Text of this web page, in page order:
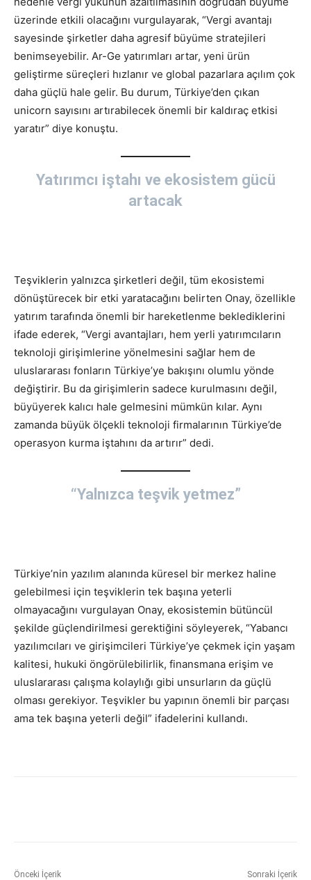
üzerinde etkili olacağını vurgulayarak, “Vergi avantajı
sayesinde şirketler daha agresif büyüme stratejileri
benimseyebilir. Ar-Ge yatırımları artar, yeni ürün
geliştirme süreçleri hızlanır ve global pazarlara açılım çok
daha güçlü hale gelir. Bu durum, Türkiye’den çıkan
unicorn sayısını artırabilecek önemli bir kaldıraç etkisi
yaratır” diye konuştu.
Yatırımcı i̇ştahı ve ekosistem gücü
artacak
Teşviklerin yalnızca şirketleri değil, tüm ekosistemi
dönüştürecek bir etki yaratacağını belirten Onay, özellikle
yatırım tarafında önemli bir hareketlenme beklediklerini
ifade ederek, “Vergi avantajları, hem yerli yatırımcıların
teknoloji girişimlerine yönelmesini sağlar hem de
uluslararası fonların Türkiye’ye bakışını olumlu yönde
değiştirir. Bu da girişimlerin sadece kurulmasını değil,
büyüyerek kalıcı hale gelmesini mümkün kılar. Aynı
zamanda büyük ölçekli teknoloji firmalarının Türkiye’de
operasyon kurma iştahını da artırır” dedi.
“Yalnızca teşvik yetmez”
Türkiye’nin yazılım alanında küresel bir merkez haline
gelebilmesi için teşviklerin tek başına yeterli
olmayacağını vurgulayan Onay, ekosistemin bütüncül
şekilde güçlendirilmesi gerektiğini söyleyerek, “Yabancı
yazılımcıları ve girişimcileri Türkiye’ye çekmek için yaşam
kalitesi, hukuki öngörülebilirlik, finansmana erişim ve
uluslararası çalışma kolaylığı gibi unsurların da güçlü
olması gerekiyor. Teşvikler bu yapının önemli bir parçası
ama tek başına yeterli değil” ifadelerini kullandı.
Önceki İçerik Sonraki İçerik